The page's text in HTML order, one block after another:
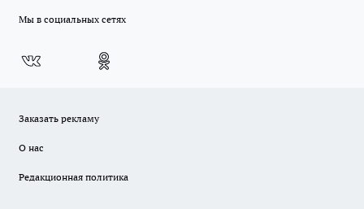
Мы в социальных сетях
Заказать рекламу
О нас
Редакционная политика